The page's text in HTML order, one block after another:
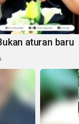
aturan baru